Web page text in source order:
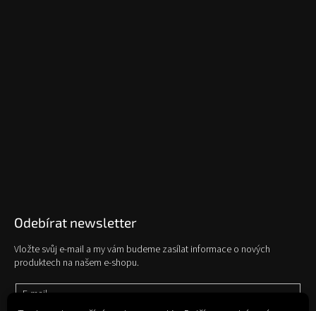
Odebírat newsletter
Vložte svůj e-mail a my vám budeme zasílat informace o nových
produktech na našem e-shopu.
E-mail